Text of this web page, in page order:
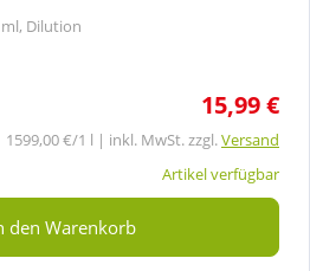
ml, Dilution
15,99 €
1599,00 €/1 l | inkl. MwSt. zzgl.Versand
Artikel verfügbar
den Warenkorb